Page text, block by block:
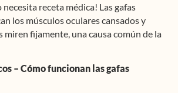
necesita receta médica! Las gafas
los músculos oculares cansados y
miren fijamente, una causa común de la
– Cómo funcionan las gafas